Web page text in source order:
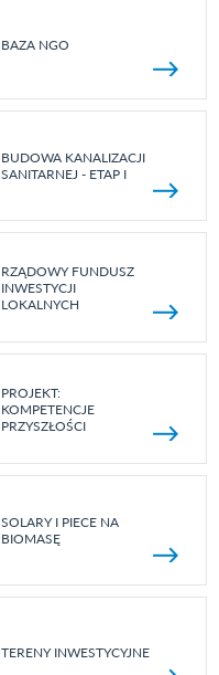
BAZA NGO
BUDOWA KANALIZACJI
SANITARNEJ - ETAP I
RZĄDOWY FUNDUSZ
INWESTYCJI
LOKALNYCH
PROJEKT:
KOMPETENCJE
PRZYSZŁOŚCI
SOLARY I PIECE NA
BIOMASĘ
TERENY INWESTYCYJNE